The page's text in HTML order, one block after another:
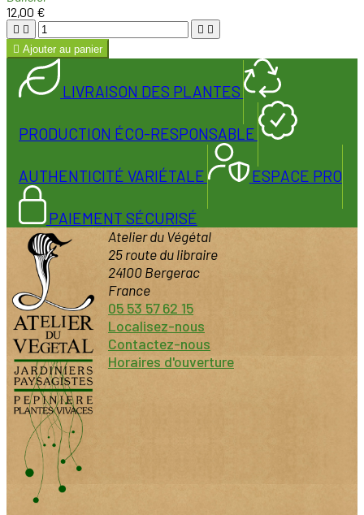
12,00 €
   
 Ajouter au panier
LIVRAISON DES PLANTES
PRODUCTION ÉCO-RESPONSABLE
AUTHENTICITÉ VARIÉTALE ESPACE PRO
PAIEMENT SÉCURISÉ
Atelier du Végétal
25 route du libraire
24100 Bergerac
France
05 53 57 62 15
Localisez-nous
Contactez-nous
Horaires d'ouverture